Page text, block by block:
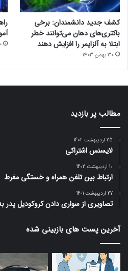
کشف جدید دانشمندان: برخی
باکتری‌های دهان می‌توانند خطر
ابتلا به آلزایمر را افزایش دهند
30 بهمن 1403
مطالب پر بازدید
25 اردیبهشت 1402
لایسنس اشتراکی
10 اردیبهشت 1402
ارتباط بین تلفن همراه و خستگی مفرط
27 اردیبهشت 1401
تصاویری از سواری دادن کروکودیل پدر
آخرین پست های بازبینی شده